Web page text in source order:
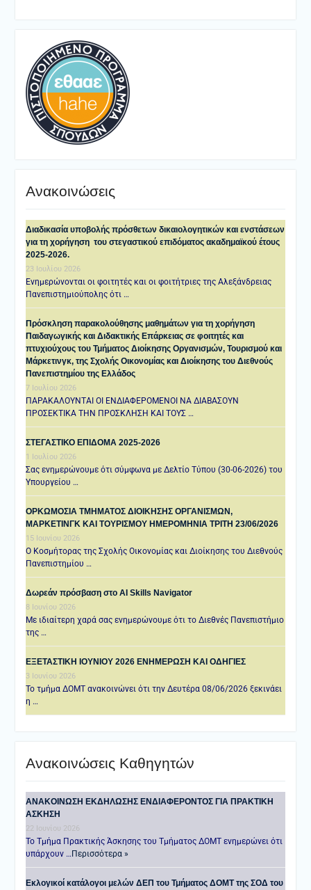
Ανακοινώσεις
Διαδικασία υποβολής πρόσθετων δικαιολογητικών και ενστάσεων
για τη χορήγηση του στεγαστικού επιδόματος ακαδημαϊκού έτους
2025-2026.
23 Ιουλίου 2026
Ενημερώνονται οι φοιτητές και οι φοιτήτριες της Αλεξάνδρειας
Πανεπιστημιούπολης ότι …
Πρόσκληση παρακολούθησης μαθημάτων για τη χορήγηση
Παιδαγωγικής και Διδακτικής Επάρκειας σε φοιτητές και
πτυχιούχους του Τμήματος Διοίκησης Οργανισμών, Τουρισμού και
Μάρκετινγκ, της Σχολής Οικονομίας και Διοίκησης του Διεθνούς
Πανεπιστημίου της Ελλάδος
7 Ιουλίου 2026
ΠΑΡΑΚΑΛΟΥΝΤΑΙ ΟΙ ΕΝΔΙΑΦΕΡΟΜΕΝΟΙ ΝΑ ΔΙΑΒΑΣΟΥΝ
ΠΡΟΣΕΚΤΙΚΑ ΤΗΝ ΠΡΟΣΚΛΗΣΗ ΚΑΙ ΤΟΥΣ …
ΣΤΕΓΑΣΤΙΚΟ ΕΠΙΔΟΜΑ 2025-2026
1 Ιουλίου 2026
Σας ενημερώνουμε ότι σύμφωνα με Δελτίο Τύπου (30-06-2026) του
Υπουργείου …
ΟΡΚΩΜΟΣΙΑ ΤΜΗΜΑΤΟΣ ΔΙΟΙΚΗΣΗΣ ΟΡΓΑΝΙΣΜΩΝ,
ΜΑΡΚΕΤΙΝΓΚ ΚΑΙ ΤΟΥΡΙΣΜΟΥ ΗΜΕΡΟΜΗΝΙΑ TΡΙΤΗ 23/06/2026
15 Ιουνίου 2026
Ο Κοσμήτορας της Σχολής Οικονομίας και Διοίκησης του Διεθνούς
Πανεπιστημίου …
Δωρεάν πρόσβαση στο AI Skills Navigator
8 Ιουνίου 2026
Με ιδιαίτερη χαρά σας ενημερώνουμε ότι το Διεθνές Πανεπιστήμιο
της …
ΕΞΕΤΑΣΤΙΚΗ IOYNIOY 2026 ΕΝΗΜΕΡΩΣΗ ΚΑΙ ΟΔΗΓΙΕΣ
3 Ιουνίου 2026
Το τμήμα ΔΟΜΤ ανακοινώνει ότι την Δευτέρα 08/06/2026 ξεκινάει
η …
Ανακοινώσεις Καθηγητών
ANAKOINΩΣΗ ΕΚΔΗΛΩΣΗΣ ΕΝΔΙΑΦΕΡΟΝΤΟΣ ΓΙΑ ΠΡΑΚΤΙΚΗ
ΑΣΚΗΣΗ
22 Ιουνίου 2026
Το Τμήμα Πρακτικής Άσκησης του Τμήματος ΔΟΜΤ ενημερώνει ότι
υπάρχουν …Περισσότερα »
Εκλογικοί κατάλογοι μελών ΔΕΠ του Τμήματος ΔΟΜΤ της ΣΟΔ του